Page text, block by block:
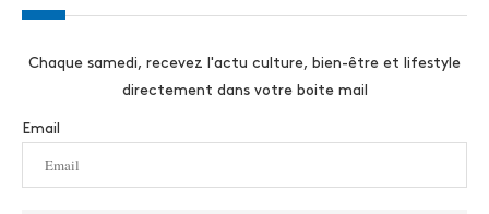
Chaque samedi, recevez l'actu culture, bien-être et lifestyle
directement dans votre boite mail
Email